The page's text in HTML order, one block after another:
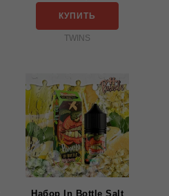
КУПИТЬ
TWINS
Набор In Bottle Salt